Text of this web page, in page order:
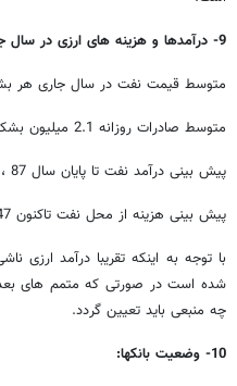
9- درآمدها و هزینه های ارزی در سال جاری و پیش بینی آینده:
متوسط قیمت نفت در سال جاری هر بشکه 100
متوسط صادرات روزانه 2.1 میلیون بشکه
پیش بینی درآمد نفت تا پایان سال 87 ، 75.6 میلیارد دلار
پیش بینی هزینه از محل نفت تاکنون 70.47 میلیارد دلار
با توجه به اینکه تقریبا درآمد
شده است در صورتی که متمم های
چه منبعی باید تعیین گردد.
10- وضعیت بانکها: